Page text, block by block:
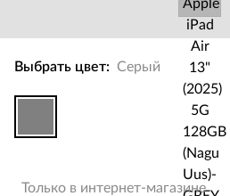
Выбрать цвет: Серый
Только в интернет-магазине